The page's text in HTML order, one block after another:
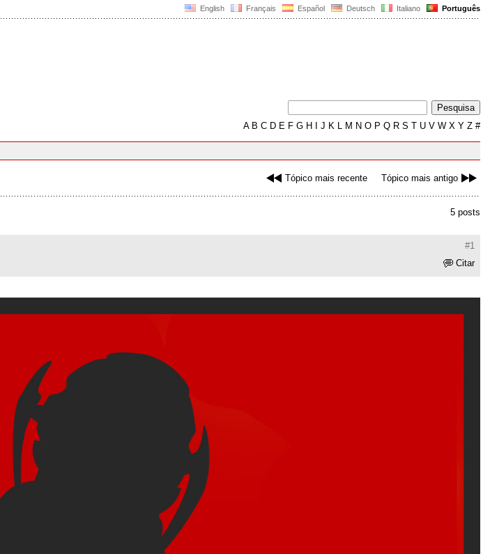
English Français Español Deutsch Italiano Português
AB C D E F G H J K L M N O P Q R S T U V W X Y Z #
Tópico mais recente Tópico mais antigo
5 posts
#1
Citar